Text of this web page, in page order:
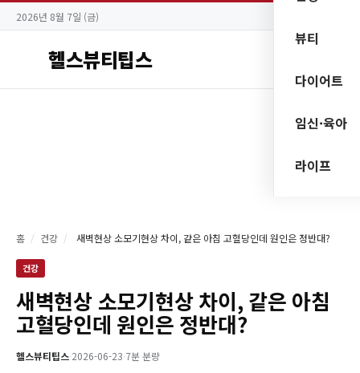
2026년 8월 7일 (금)
헬스뷰티팁스
뷰티
다이어트
임신·육아
라이프
홈 / 건강 / 새벽현상 소모기현상 차이, 같은 아침 고혈당인데 원인은 정반대?
건강
새벽현상 소모기현상 차이, 같은 아침
고혈당인데 원인은 정반대?
헬스뷰티팁스·2026-06-23·7분 분량